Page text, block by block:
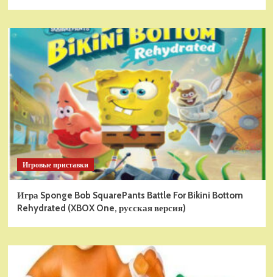
Игровые приставки
Игра Sponge Bob SquarePants Battle For Bikini Bottom
Rehydrated (XBOX One, русская версия)